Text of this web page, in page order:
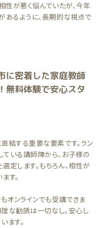
性が悪く悩んでいたが、今年
あるように、長期的な視点で
に密着した家庭教師
無料体験で安心スタ
結する重要な要素です。ラン
いる講師陣から、お子様の
定します。もちろん、相性が
す。
オンラインでも受講できま
理な勧誘は一切なし。安心し
ます。